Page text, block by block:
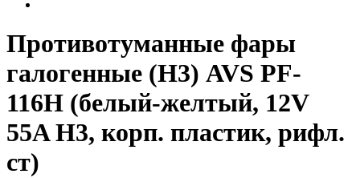
Противотуманные фары
галогенные (H3) AVS PF-
116H (белый-желтый, 12V
55A H3, корп. пластик, рифл.
ст)